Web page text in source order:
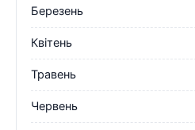
Березень
Квітень
Травень
Червень